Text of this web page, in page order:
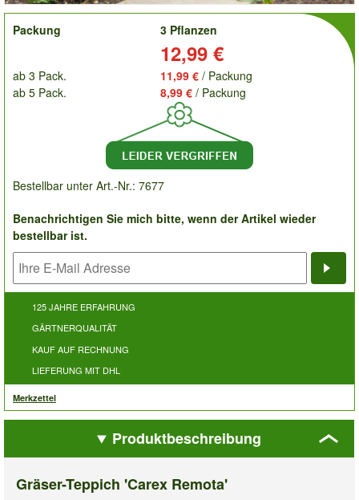
order
Packung
3 Pflanzen
12,99 €
ab 3 Pack. 11,99 € / Packung
ab 5 Pack.
8,99 € / Packung
Bestellbar unter Art.-Nr.: 7677
Benachrichtigen Sie mich bitte, wenn der Artikel wieder
bestellbar ist.
125 JAHRE ERFAHRUNG
GÄRTNERQUALITÄT
KAUF AUF RECHNUNG
LIEFERUNG MIT DHL
Merkzettel
Produktbeschreibung
Gräser-Teppich 'Carex Remota'